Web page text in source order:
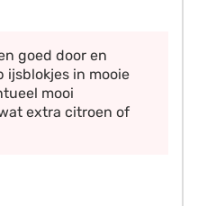
goed door en
ijsblokjes in mooie
mooi
extra citroen of